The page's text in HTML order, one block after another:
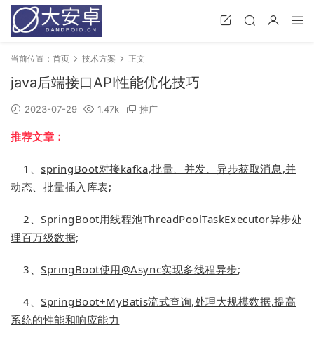
当前位置： 首页 技术方案 正文
java后端接口API性能优化技巧
2023-07-29 1.47k 推广
推荐文章：
1、springBoot对接kafka,批量、并发、异步获取消息,并
动态、批量插入库表;
2、SpringBoot用线程池ThreadPoolTaskExecutor异步处
理百万级数据;
3、SpringBoot使用@Async实现多线程异步;
4、SpringBoot+MyBatis流式查询,处理大规模数据,提高
系统的性能和响应能力